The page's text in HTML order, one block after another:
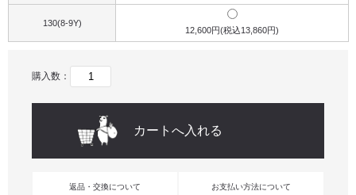
130(8-9Y)
12,600円(税込13,860円)
購入数：
返品・交換について お支払い方法について